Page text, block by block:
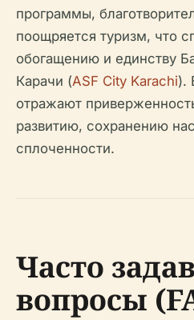
программы,
поощряется туризм, что
обогащению и единству
Карачи (ASF City Karachi).
отражают
развитию, сохранению
сплоченности.
Часто
вопросы